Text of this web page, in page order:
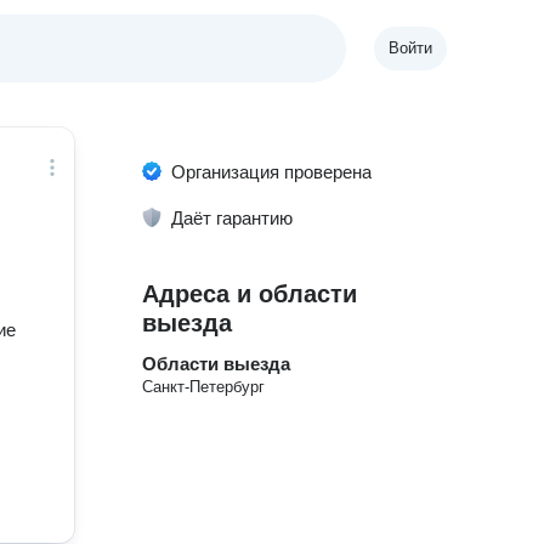
Войти
Организация проверена
Даёт гарантию
Адреса и области
выезда
Области выезда
Санкт-Петербург